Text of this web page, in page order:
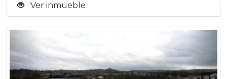
Ver inmueble